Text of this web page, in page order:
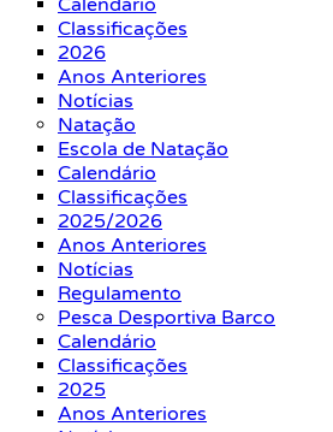
Calendário
Classificações
2026
Anos Anteriores
Notícias
Natação
Escola de Natação
Calendário
Classificações
2025/2026
Anos Anteriores
Notícias
Regulamento
Pesca Desportiva Barco
Calendário
Classificações
2025
Anos Anteriores